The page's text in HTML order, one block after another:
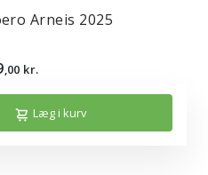
Arneis 2025
,00 kr.
Læg i kurv